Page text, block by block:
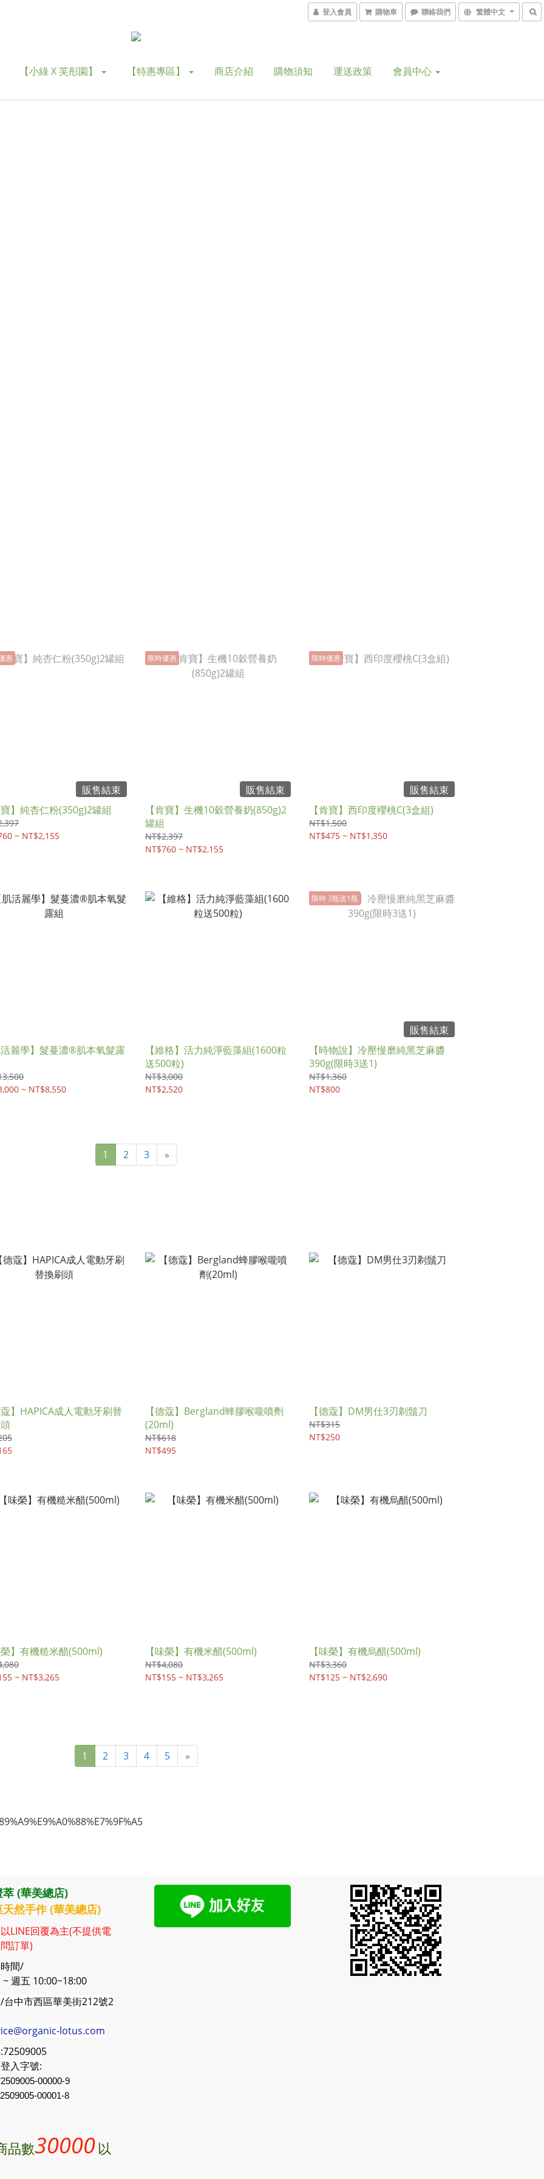
登入會員 購物車 聯絡我們 繁體中文
【小綠 X 芙彤園】 【特惠專區】 商店介紹 購物須知 運送政策 會員中心
惠
販售結束
】純杏仁粉(350g)2罐組
~ NT$2,155
限時優惠
販售結束
【肯寶】生機10穀營養奶(850g)2
罐組
NT$2,397
NT$760 ~ NT$2,155
限時優惠
販售結束
【肯寶】西印度櫻桃C(3盒組)
NT$1,500
NT$475 ~ NT$1,350
麗學】髮蔓濃®肌本氧髮露
~ NT$8,550
【維格】活力純淨藍藻組(1600粒
送500粒)
NT$3,000
NT$2,520
限時 3瓶送1瓶
販售結束
【時物說】冷壓慢磨純黑芝麻醬
390g(限時3送1)
NT$1,360
NT$800
1 2 3 »
】HAPICA成人電動牙刷替
【德蔻】Bergland蜂膠喉嚨噴劑
(20ml)
NT$618
NT$495
【德蔻】DM男仕3刃剃鬚刀
NT$315
NT$250
】有機糙米醋(500ml)
~ NT$3,265
【味榮】有機米醋(500ml)
NT$4,080
NT$155 ~ NT$3,265
【味榮】有機烏醋(500ml)
NT$3,360
NT$125 ~ NT$2,690
1 2 3 4 5 »
萃 (華美總店)
天然手作 (華美總店)
LINE回覆為主(不提供電
訂單)
間/
~ 週五 10:00~18:00
台中市西區華美街212號2
lotus.com
72509005
入字號:
00000-9
-00001-8
品數30000 以